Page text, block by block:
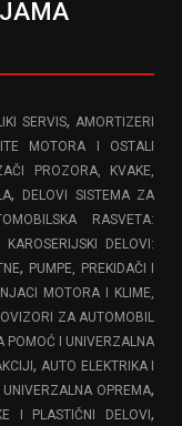
SERVIS,AMORTIZERI
MOTORA I OSTALI
PROZORA, KVAKE,
,
DELOVI SISTEMA ZA
RASVETA:
KAROSERIJSKI DELOVI:
, PUMPE, PREKIDAČI I
MOTORA I KLIME,
ZA AUTOMOBIL
POMOĆ I UNIVERZALNA
,AUTO ELEKTRIKA I
OPREMA,
I PLASTIČNI DELOVI,